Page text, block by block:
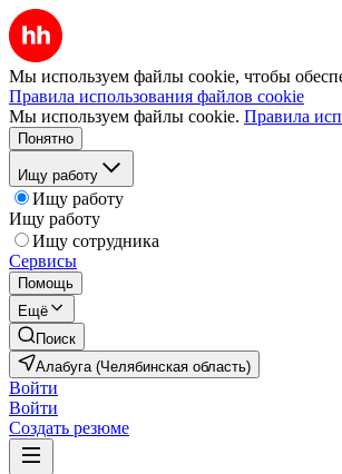
Мы используем файлы cookie, чтобы
Правила использования файлов cookie
Мы используем файлы cookie. Правила
Понятно
Ищу работу
Ищу работу
Ищу работу
Ищу сотрудника
Сервисы
Помощь
Ещё
Поиск
Алабуга (Челябинская область)
Войти
Войти
Создать резюме